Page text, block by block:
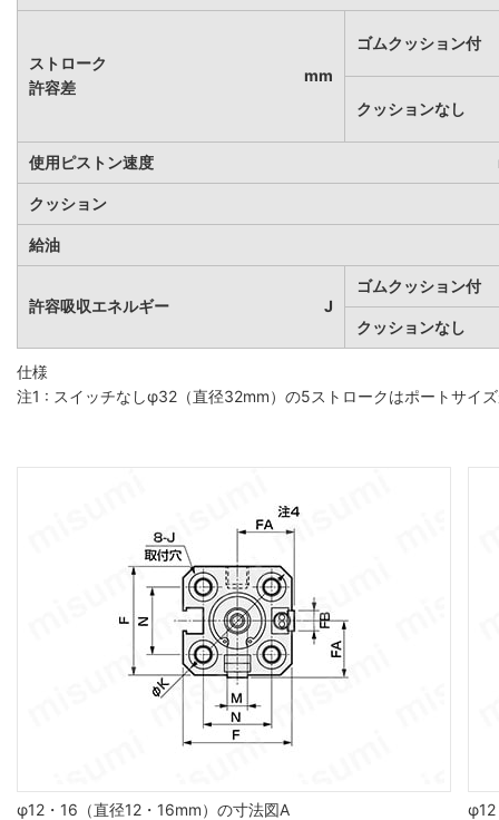
ストローク
許容差
mm
ゴムクッション付
クッションなし
使用ピストン速度
クッション
給油
許容吸収エネルギー J
ゴムクッション付
クッションなし
仕様
注1 : スイッチなしφ32（直径32mm）の5ストロークはポートサイ
φ12・16（直径12・16mm）の寸法図A φ12